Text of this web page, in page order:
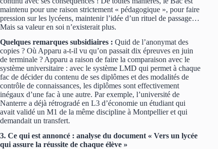
maintenu pour une raison strictement « pédagogique », pour faire
pression sur les lycéens, maintenir l’idée d’un rituel de passage…
Mais sa valeur en soi n’existerait plus.
Quelques remarques subsidiaires : Quid de l’anonymat des
copies ? Où Apparu a-t-il vu qu’on passait dix épreuves en juin
de terminale ? Apparu a raison de faire la comparaison avec le
système universitaire : avec le système LMD qui permet à chaque
fac de décider du contenu de ses diplômes et des modalités de
contrôle de connaissances, les diplômes sont effectivement
inégaux d’une fac à une autre. Par exemple, l’université de
Nanterre a déjà rétrogradé en L3 d’économie un étudiant qui
avait validé un M1 de la même discipline à Montpellier et qui
demandait un transfert.
3. Ce qui est annoncé : analyse du document « Vers un lycée
qui assure la réussite de chaque élève »